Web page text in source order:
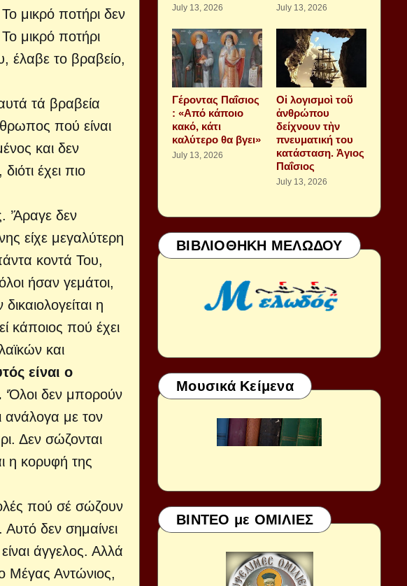
μικρό ποτήρι δεν
μικρό ποτήρι
έλαβε το βραβείο,
τά βραβεία
πού είναι
και δεν
έχει πιο
’Άραγε δεν
είχε μεγαλύτερη
κοντά Του,
ήσαν γεμάτοι,
η
κάποιος πού έχει
και
είναι ο
‘Όλοι δεν μπορούν
ανάλογα με τον
Δεν σώζονται
η κορυφή της
πού σέ σώζουν
δεν σημαίνει
άγγελος. Αλλά
Μέγας Αντώνιος,
July 13, 2026 July 13, 2026
Γέροντας Παΐσιος
: «Από κάποιο
κακό, κάτι
καλύτερο θα βγει»
July 13, 2026
Οἱ λογισμοὶ τοῦ
ἀνθρώπου
δείχνουν τὴν
πνευματική του
κατάσταση. Ἁγιος
Παΐσιος
July 13, 2026
ΒΙΒΛΙΟΘΗΚΗ ΜΕΛΩΔΟΥ
Μουσικά Κείμενα
ΒΙΝΤΕΟ με ΟΜΙΛΙΕΣ